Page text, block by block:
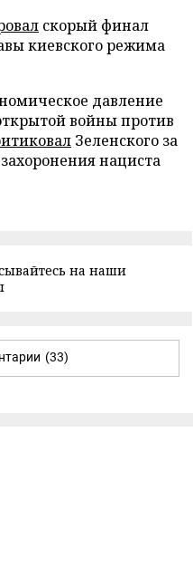
скорый финал
киевского режима
давление
войны против
Зеленского за
нациста
на наши
(33)